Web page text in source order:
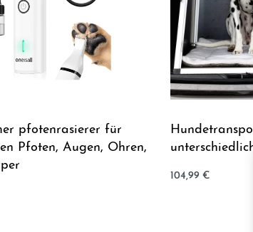
pfotenrasierer für
Pfoten, Augen, Ohren,
104,99 €